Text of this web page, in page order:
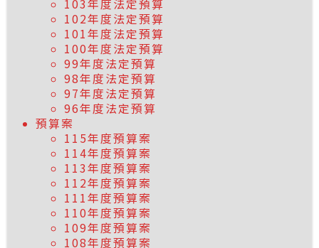
103年度法定預算
102年度法定預算
101年度法定預算
100年度法定預算
99年度法定預算
98年度法定預算
97年度法定預算
96年度法定預算
預算案
115年度預算案
114年度預算案
113年度預算案
112年度預算案
111年度預算案
110年度預算案
109年度預算案
108年度預算案